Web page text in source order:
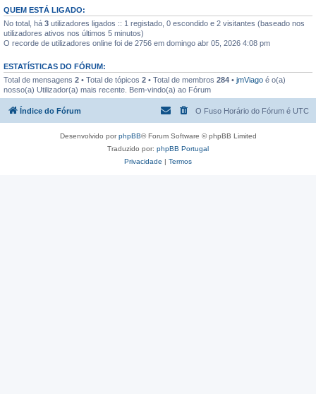
QUEM ESTÁ LIGADO:
No total, há 3 utilizadores ligados :: 1 registado, 0 escondido e 2 visitantes (baseado nos
utilizadores ativos nos últimos 5 minutos)
O recorde de utilizadores online foi de 2756 em domingo abr 05, 2026 4:08 pm
ESTATÍSTICAS DO FÓRUM:
Total de mensagens 2 • Total de tópicos 2 • Total de membros 284 • jmViago é o(a)
nosso(a) Utilizador(a) mais recente. Bem-vindo(a) ao Fórum
Índice do Fórum O Fuso Horário do Fórum é UTC
Desenvolvido porphpBB® Forum Software © phpBB Limited
Traduzido por: phpBB Portugal
Privacidade | Termos